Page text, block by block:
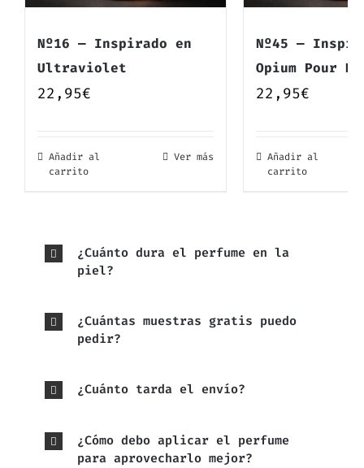
Nº16 — Inspirado en
Ultraviolet
22,95€
Añadir al
carrito
Ver más
Nº45 —
Opium Pour
22,95€
Añadir al
carrito
¿Cuánto dura el perfume en la
piel?
¿Cuántas muestras gratis puedo
pedir?
¿Cuánto tarda el envío?
¿Cómo debo aplicar el perfume
para aprovecharlo mejor?